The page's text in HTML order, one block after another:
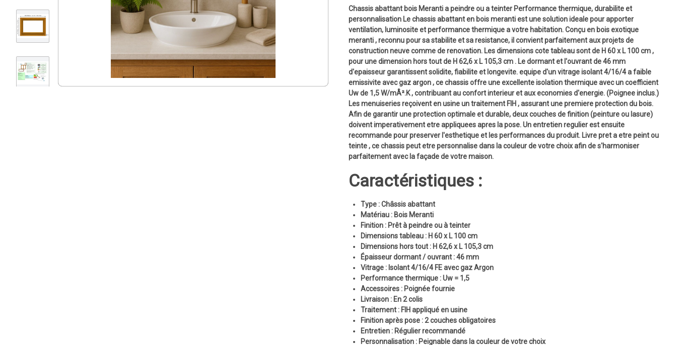
Chassis abattant bois Meranti a peindre ou a teinter Performance thermique, durabilite et
personnalisation Le chassis abattant en bois meranti est une solution ideale pour apporter
ventilation, luminosite et performance thermique a votre habitation. Conçu en bois exotique
meranti , reconnu pour sa stabilite et sa resistance, il convient parfaitement aux projets de
construction neuve comme de renovation. Les dimensions cote tableau sont de H 60 x L 100 cm ,
pour une dimension hors tout de H 62,6 x L 105,3 cm . Le dormant et l'ouvrant de 46 mm
d'epaisseur garantissent solidite, fiabilite et longevite. equipe d'un vitrage isolant 4/16/4 a faible
emissivite avec gaz argon , ce chassis offre une excellente isolation thermique avec un coefficient
Uw de 1,5 W/mÂ².K , contribuant au confort interieur et aux economies d'energie. (Poignee inclus.)
Les menuiseries reçoivent en usine un traitement FIH , assurant une premiere protection du bois.
Afin de garantir une protection optimale et durable, deux couches de finition (peinture ou lasure)
doivent imperativement etre appliquees apres la pose. Un entretien regulier est ensuite
recommande pour preserver l'esthetique et les performances du produit. Livre pret a etre peint ou
teinte , ce chassis peut etre personnalise dans la couleur de votre choix afin de s'harmoniser
parfaitement avec la façade de votre maison.
Caractéristiques :
Type :Châssis abattant
Matériau : Bois Meranti
Finition : Prêt à peindre ou à teinter
Dimensions tableau : H 60 x L 100 cm
Dimensions hors tout : H 62,6 x L 105,3 cm
Épaisseur dormant / ouvrant :46 mm
Vitrage : Isolant 4/16/4 FE avec gaz Argon
Performance thermique :Uw = 1,5
Accessoires : Poignée fournie
Livraison : En 2 colis
Traitement : FIH appliqué en usine
Finition après pose :2 couches obligatoires
Entretien : Régulier recommandé
Personnalisation : Peignable dans la couleur de votre choix